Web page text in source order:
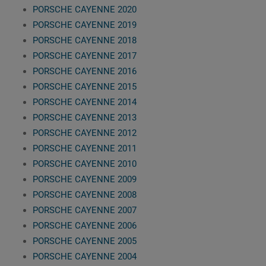
PORSCHE CAYENNE 2020
PORSCHE CAYENNE 2019
PORSCHE CAYENNE 2018
PORSCHE CAYENNE 2017
PORSCHE CAYENNE 2016
PORSCHE CAYENNE 2015
PORSCHE CAYENNE 2014
PORSCHE CAYENNE 2013
PORSCHE CAYENNE 2012
PORSCHE CAYENNE 2011
PORSCHE CAYENNE 2010
PORSCHE CAYENNE 2009
PORSCHE CAYENNE 2008
PORSCHE CAYENNE 2007
PORSCHE CAYENNE 2006
PORSCHE CAYENNE 2005
PORSCHE CAYENNE 2004